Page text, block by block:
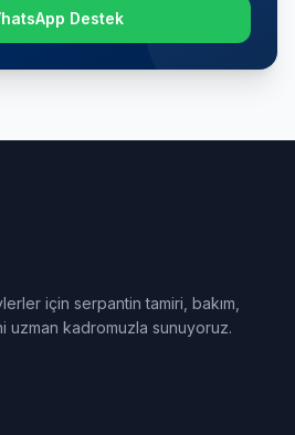
Destek
için serpantin tamiri, bakım,
uzman kadromuzla sunuyoruz.